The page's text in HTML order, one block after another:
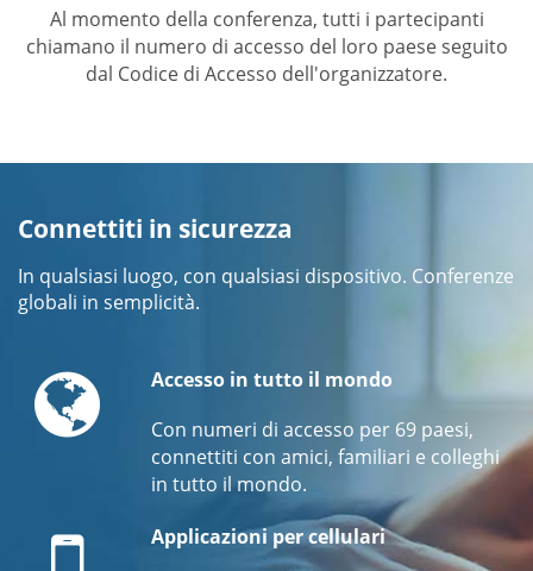
Al momento della conferenza, tutti i partecipanti
chiamano il numero di accesso del loro paese seguito
dal Codice di Accesso dell'organizzatore.
Connettiti in sicurezza
In qualsiasi luogo, con qualsiasi dispositivo. Conferenze
globali in semplicità.
GlobeAccesso in tutto il mondo
Con numeri di accesso per 69 paesi,
connettiti con amici, familiari e colleghi
in tutto il mondo.
Mobile
Applicazioni per cellulari